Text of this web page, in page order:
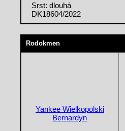
Srst: dlouhá
DK18604/2022
Rodokmen
Yankee Wielkopolski
Bernardyn